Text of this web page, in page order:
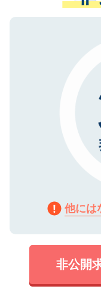
で、機密
ない方に
ので、まず
他には
非公開